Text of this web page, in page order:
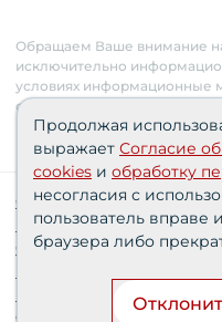
Обращаем Ваше внимание
исключительно
условиях информационные
сайте, не являются
право изменять стоимость
Сведения о
персональных данных
Согласия пользователей
Политика
Финансирование
Продолжая
выражает Согласие
cookies и обработку
несогласия с
пользователь вправе
браузера либо